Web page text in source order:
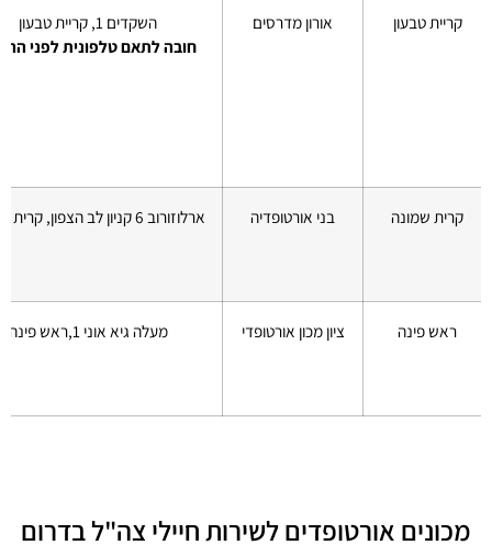
קריית טבעון אורון מדרסים
השקדים 1, קריית טבעון
חובה לתאם טלפונית לפני
קרית שמונה בני אורטופדיה ארלוזורוב 6 קניון לב הצפון, קרית שמונה
ראש פינה ציון מכון אורטופדי מעלה גיא אוני 1,ראש פינה
מכונים אורטופדים לשירות חיילי צה"ל בדרום